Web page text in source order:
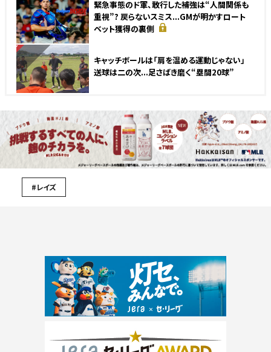
緊急事態のド軍、敢行した補強は“人間関係も
重視”? 戻らないスミス...GMが明かすロート
ベット獲得の裏側
NEW
キャッチボールは「肩を温める運動じゃない」
送球は二の次...足さばき磨く“塁間20球”
#レイズ